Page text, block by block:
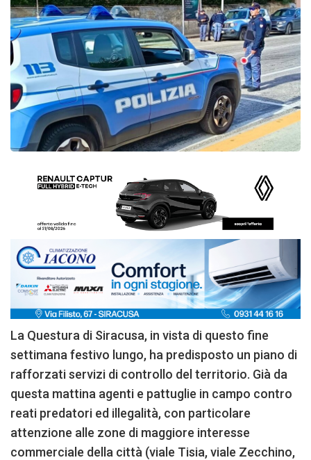
La Questura di Siracusa, in vista di questo fine
settimana festivo lungo, ha predisposto un piano di
rafforzati servizi di controllo del territorio. Già da
questa mattina agenti e pattuglie in campo contro
reati predatori ed illegalità, con particolare
attenzione alle zone di maggiore interesse
commerciale della città (viale Tisia, viale Zecchino,